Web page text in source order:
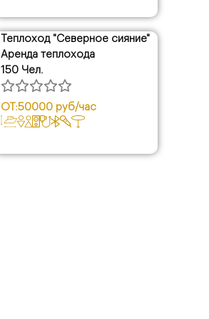
Теплоход "Северное сияние"
Аренда теплохода
150 Чел.
ОТ:50000 руб/час